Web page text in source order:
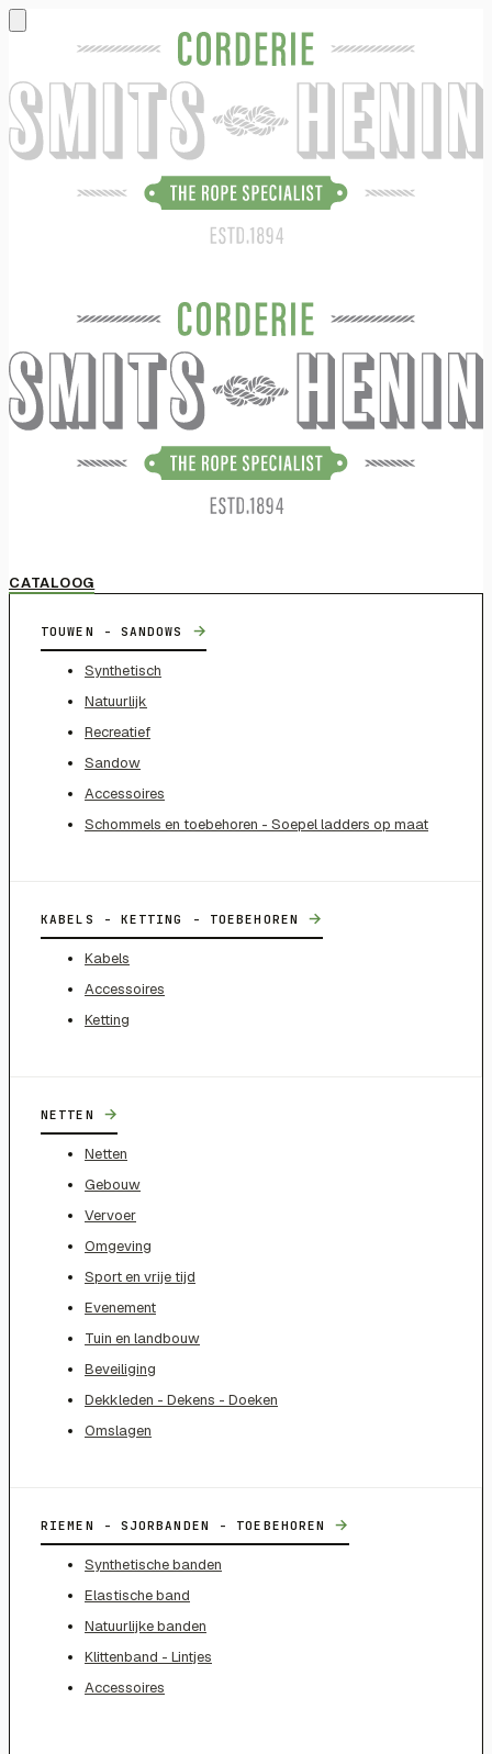
CATALOOG
TOUWEN - SANDOWS →
Synthetisch
Natuurlijk
Recreatief
Sandow
Accessoires
Schommels en toebehoren - Soepel ladders op maat
KABELS - KETTING - TOEBEHOREN →
Kabels
Accessoires
Ketting
NETTEN →
Netten
Gebouw
Vervoer
Omgeving
Sport en vrije tijd
Evenement
Tuin en landbouw
Beveiliging
Dekkleden - Dekens - Doeken
Omslagen
RIEMEN - SJORBANDEN - TOEBEHOREN →
Synthetische banden
Elastische band
Natuurlijke banden
Klittenband - Lintjes
Accessoires